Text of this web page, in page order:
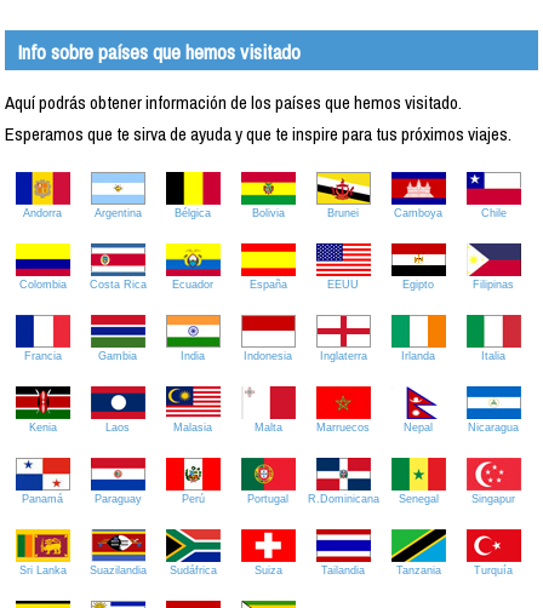
Info sobre países que hemos visitado
Aquí podrás obtener información de los países que hemos visitado.
Esperamos que te sirva de ayuda y que te inspire para tus próximos viajes.
Andorra Argentina Bélgica Bolivia Brunei Camboya Chile
Colombia Costa Rica Ecuador España EEUU Egipto Filipinas
Francia Gambia India Indonesia Inglaterra Irlanda Italia
Kenia Laos Malasia Malta Marruecos Nepal Nicaragua
Panamá Paraguay Perú Portugal R.Dominicana Senegal Singapur
Sri Lanka Suazilandia Sudáfrica Suiza Tailandia Tanzania Turquía